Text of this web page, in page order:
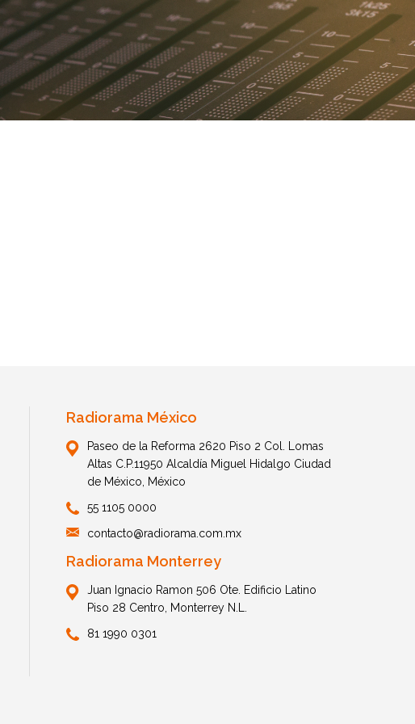
Radiorama México
Paseo de la Reforma 2620 Piso 2 Col. Lomas
Altas C.P.11950 Alcaldía Miguel Hidalgo Ciudad
de México, México
55 1105 0000
contacto@radiorama.com.mx
Radiorama Monterrey
Juan Ignacio Ramon 506 Ote. Edificio Latino
Piso 28 Centro, Monterrey N.L.
81 1990 0301